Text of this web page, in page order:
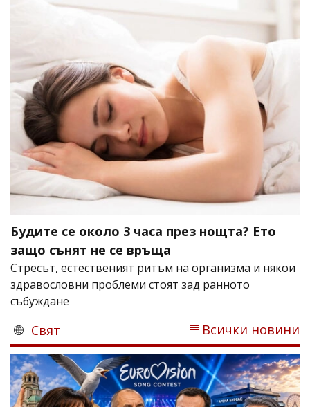
Будите се около 3 часа през нощта? Ето
защо сънят не се връща
Стресът, естественият ритъм на организма и някои
здравословни проблеми стоят зад ранното
събуждане
Свят Всички новини